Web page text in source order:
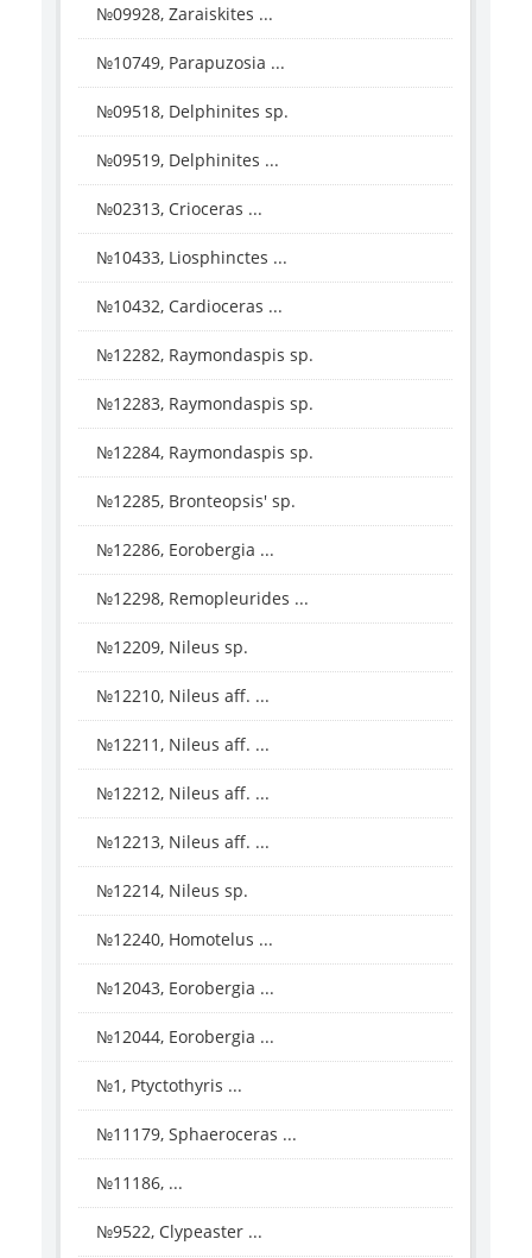
№09928, Zaraiskites ...
№10749, Parapuzosia ...
№09518, Delphinites sp.
№09519, Delphinites ...
№02313, Crioceras ...
№10433, Liosphinctes ...
№10432, Cardioceras ...
№12282, Raymondaspis sp.
№12283, Raymondaspis sp.
№12284, Raymondaspis sp.
№12285, Bronteopsis' sp.
№12286, Eorobergia ...
№12298, Remopleurides ...
№12209, Nileus sp.
№12210, Nileus aff. ...
№12211, Nileus aff. ...
№12212, Nileus aff. ...
№12213, Nileus aff. ...
№12214, Nileus sp.
№12240, Homotelus ...
№12043, Eorobergia ...
№12044, Eorobergia ...
№1, Ptyctothyris ...
№11179, Sphaeroceras ...
№11186, ...
№9522, Clypeaster ...